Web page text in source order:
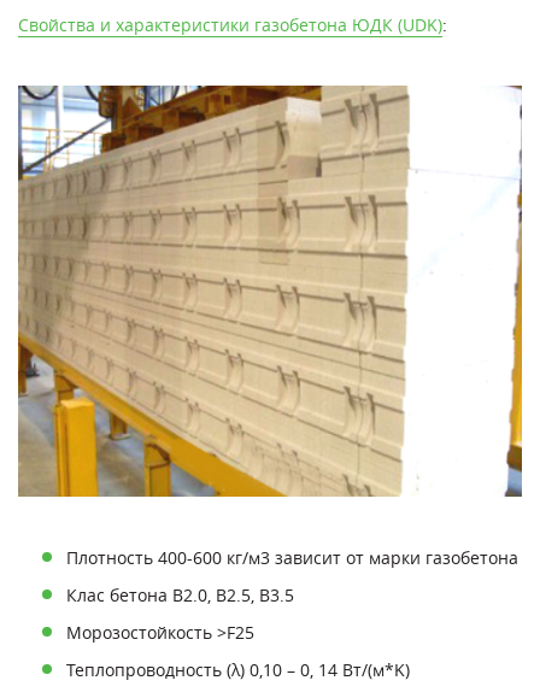
Свойства и характеристики газобетона ЮДК (UDK):
Плотность 400-600 кг/м3 зависит от марки газобетона
Клас бетона В2.0, В2.5, В3.5
Морозостойкость >F25
Теплопроводность (λ) 0,10 – 0, 14 Вт/(м*K)